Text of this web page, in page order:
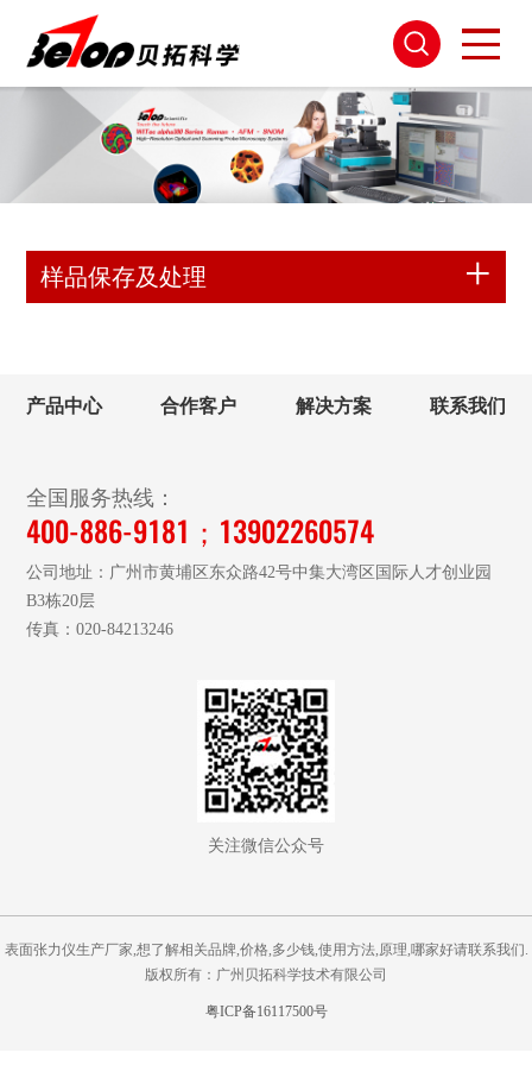
样品保存及处理
产品中心 合作客户 解决方案 联系我们
全国服务热线：
400-886-9181；13902260574
公司地址：广州市黄埔区东众路42号中集大湾区国际人才创业园
B3栋20层
传真：020-84213246
关注微信公众号
表面张力仪生产厂家,想了解相关品牌,价格,多少钱,使用方法,原理,哪家好请联系我们.
版权所有：广州贝拓科学技术有限公司
粤ICP备16117500号